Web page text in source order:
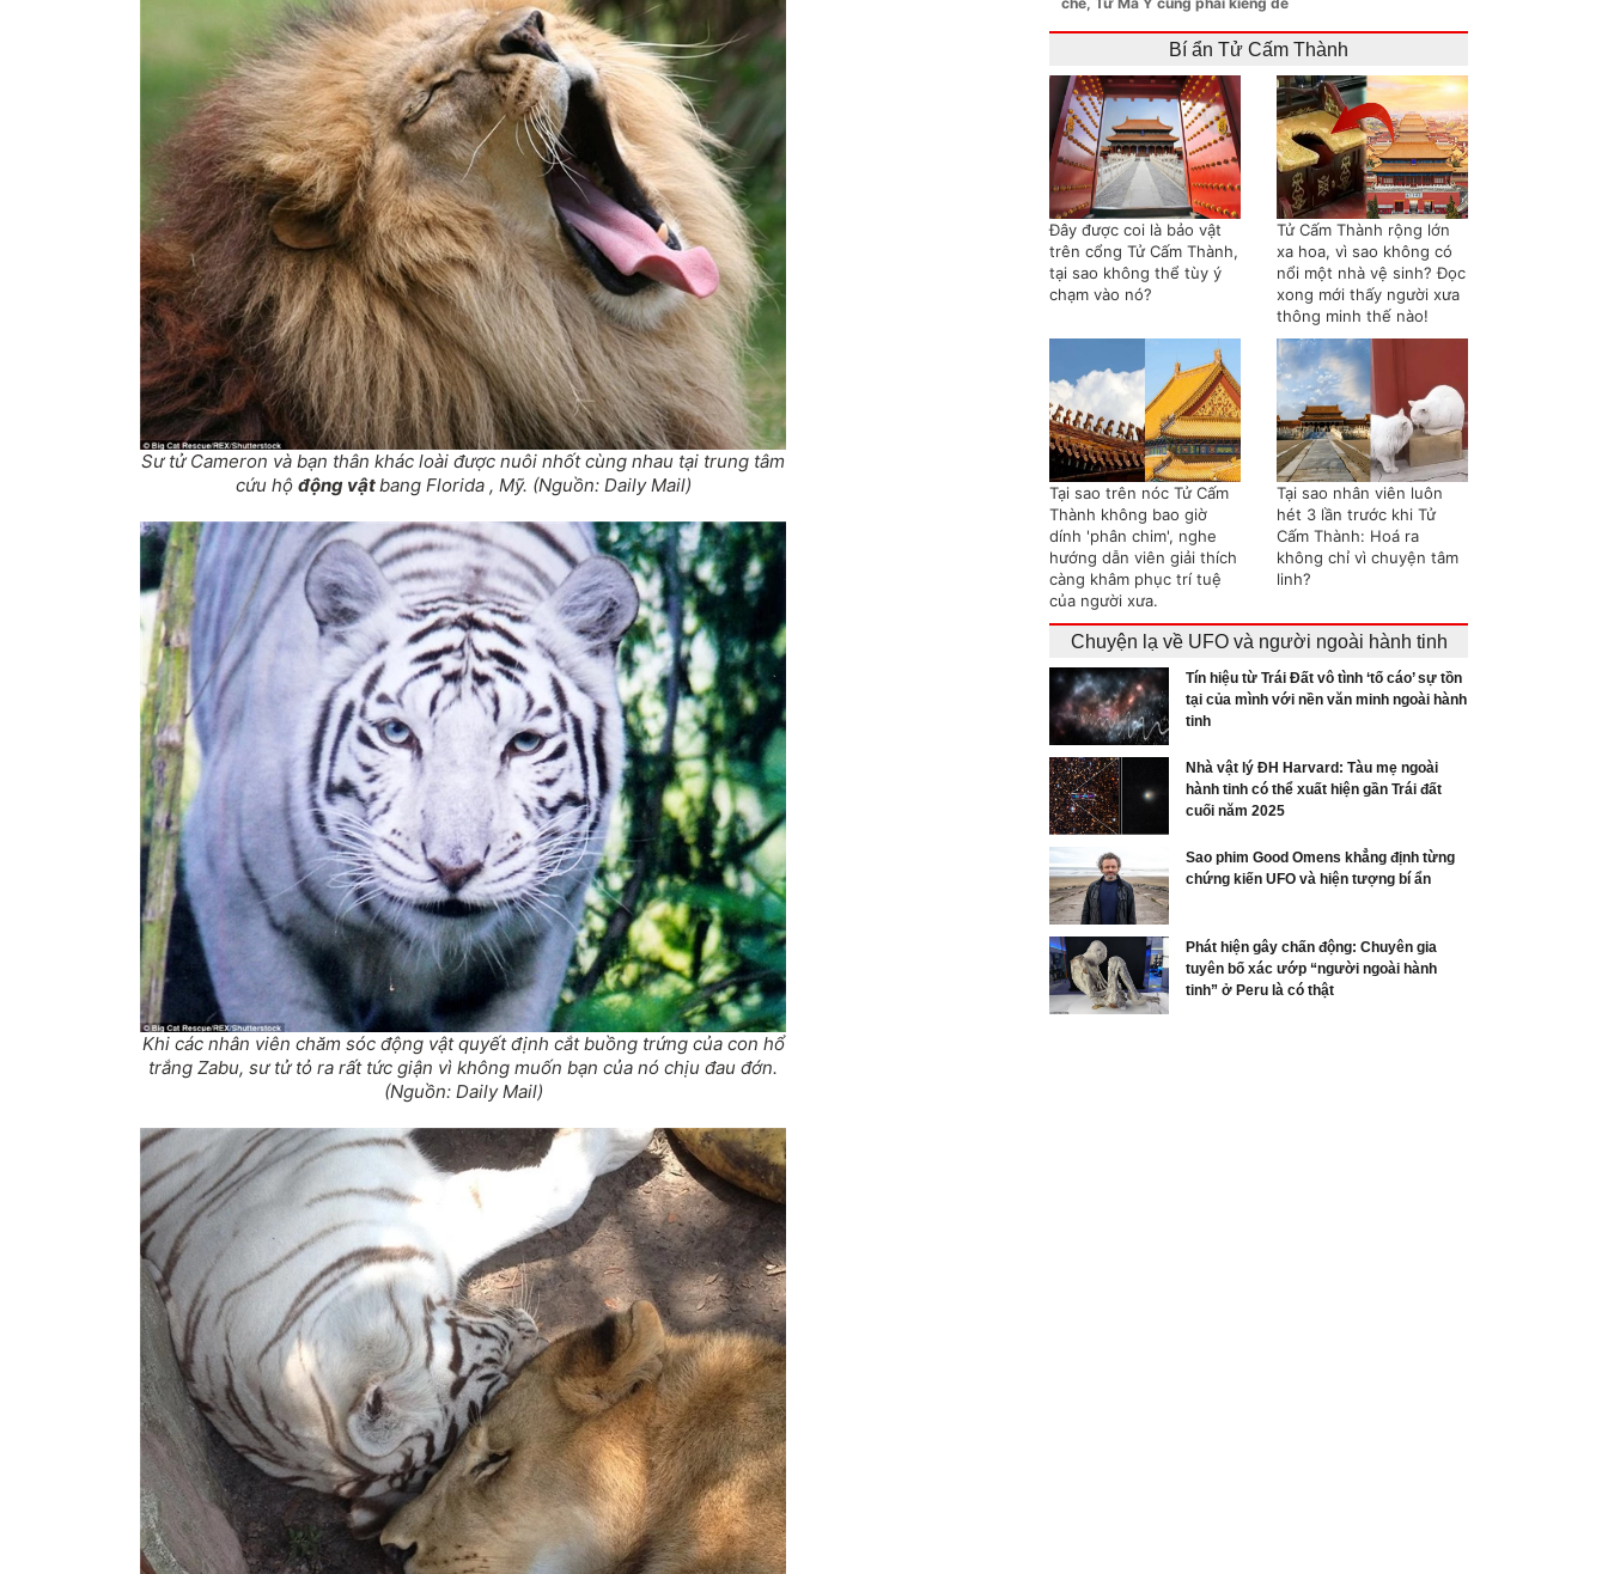
Sư tử Cameron và bạn thân khác loài được nuôi nhốt cùng nhau tại trung tâm
cứu hộ động vậtbang Florida , Mỹ. (Nguồn: Daily Mail)
Khi các nhân viên chăm sóc động vật quyết định cắt buồng trứng của con hổ
trắng Zabu, sư tử tỏ ra rất tức giận vì không muốn bạn của nó chịu đau đớn.
(Nguồn: Daily Mail)
Bí ẩn Tử Cấm Thành
Đây được coi là bảo vật
trên cổng Tử Cấm Thành,
tại sao không thể tùy ý
chạm vào nó?
Tử Cấm Thành rộng lớn
xa hoa, vì sao không có
nổi một nhà vệ sinh? Đọc
xong mới thấy người xưa
thông minh thế nào!
Tại sao trên nóc Tử Cấm
Thành không bao giờ
dính 'phân chim', nghe
hướng dẫn viên giải thích
càng khâm phục trí tuệ
của người xưa.
Tại sao nhân viên luôn
hét 3 lần trước khi Tử
Cấm Thành: Hoá ra
không chỉ vì chuyện tâm
linh?
Chuyện lạ về UFO và người ngoài hành tinh
Tín hiệu từ Trái Đất vô tình ‘tố cáo’ sự tồn
tại của mình với nền văn minh ngoài hành
tinh
Nhà vật lý ĐH Harvard: Tàu mẹ ngoài
hành tinh có thể xuất hiện gần Trái đất
cuối năm 2025
Sao phim Good Omens khẳng định từng
chứng kiến UFO và hiện tượng bí ẩn
Phát hiện gây chấn động: Chuyên gia
tuyên bố xác ướp “người ngoài hành
tinh” ở Peru là có thật